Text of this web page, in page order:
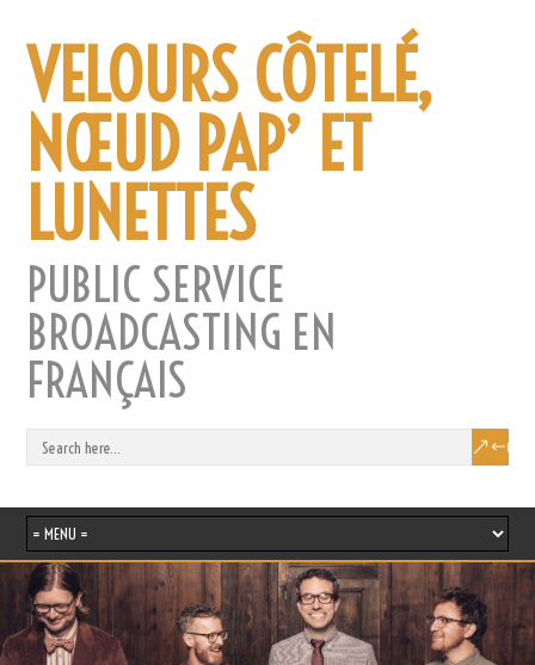
VELOURS CÔTELÉ,
NŒUD PAP’ ET
LUNETTES
PUBLIC SERVICE
BROADCASTING EN
FRANÇAIS